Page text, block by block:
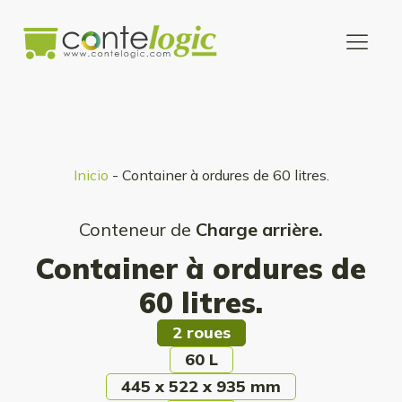
Inicio - Container à ordures de 60 litres.
Conteneur de Charge arrière.
Container à ordures de
60 litres.
2 roues
60 L
445 x 522 x 935 mm